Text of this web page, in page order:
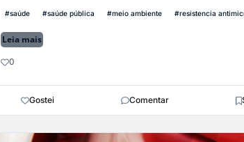
#saúde #saúde pública #meio ambiente #resistencia
Leia mais
0
Gostei Comentar